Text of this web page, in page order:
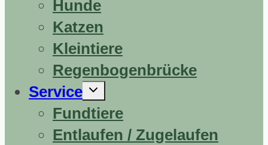
Hunde
Katzen
Kleintiere
Regenbogenbrücke
Service
Untermenü
Fundtiere
Entlaufen / Zugelaufen